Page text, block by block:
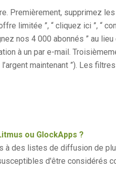
Premièrement, supprimez
offre limitée ”, “ cliquez ici ”,
nos 4 000 abonnés ” au
à un par e-mail.
maintenant ”). Les
ou GlockApps ?
des listes de diffusion de
d'être considérés